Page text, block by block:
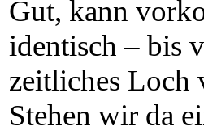
Gut, kann
identisch – bis
zeitliches Loch
Stehen wir da